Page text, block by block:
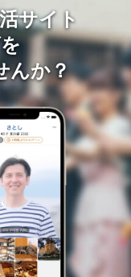
サイト
んか？